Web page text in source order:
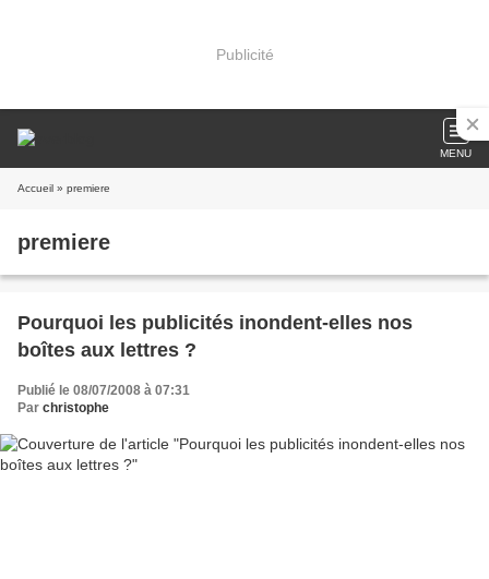
Publicité
MENU
Accueil » premiere
premiere
Pourquoi les publicités inondent-elles nos
boîtes aux lettres ?
Publié le 08/07/2008 à 07:31
Par christophe